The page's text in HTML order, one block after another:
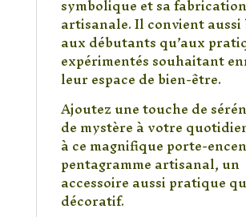
symbolique et sa fabrication
artisanale. Il convient aussi
aux débutants qu’aux
expérimentés souhaitant
leur espace de bien-être.
Ajoutez une touche de
de mystère à votre
à ce magnifique porte-
pentagramme artisanal, un
accessoire aussi pratique
décoratif.